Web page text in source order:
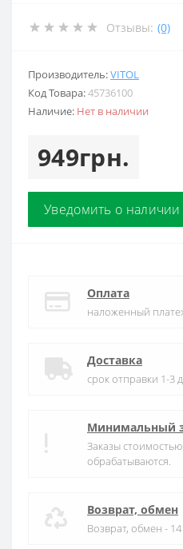
Отзывы: (0)
Производитель:VITOL
Код Товара:45736100
Наличие: Нет в наличии
949грн.
Уведомить о наличии
Оплата
наложенный
Доставка
срок отправки 1-3
Минимальный
Заказы
обрабатываются.
Возврат, обмен
Возврат, обмен -